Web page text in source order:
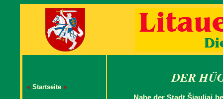
« Startseite »
DER